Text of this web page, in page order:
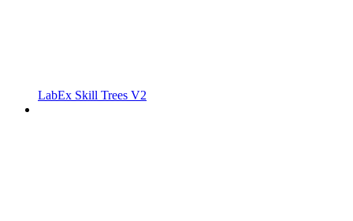
LabEx Skill Trees V2